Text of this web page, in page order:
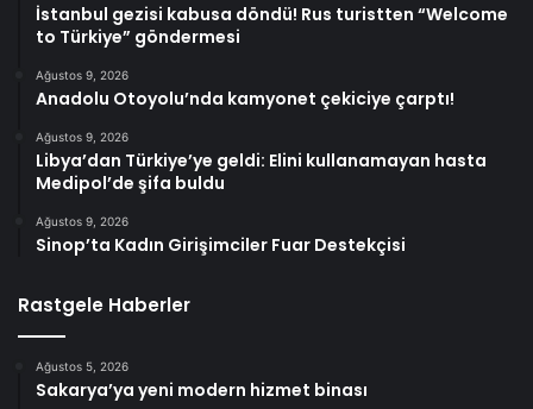
İstanbul gezisi kabusa döndü! Rus turistten “Welcome
to Türkiye” göndermesi
Ağustos 9, 2026
Anadolu Otoyolu’nda kamyonet çekiciye çarptı!
Ağustos 9, 2026
Libya’dan Türkiye’ye geldi: Elini kullanamayan hasta
Medipol’de şifa buldu
Ağustos 9, 2026
Sinop’ta Kadın Girişimciler Fuar Destekçisi
Rastgele Haberler
Ağustos 5, 2026
Sakarya’ya yeni modern hizmet binası